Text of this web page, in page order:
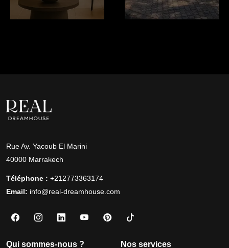
Rue Av. Yacoub El Marini
40000 Marrakech
Téléphone : +212773363174
Email: info@real-dreamhouse.com
Qui sommes-nous ? Nos services